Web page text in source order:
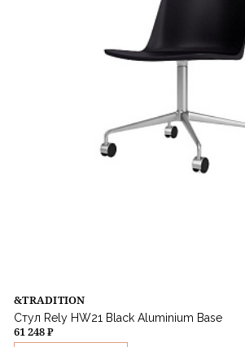
&TRADITION
Стул Rely HW21 Black Aluminium Base
61 248 ₽